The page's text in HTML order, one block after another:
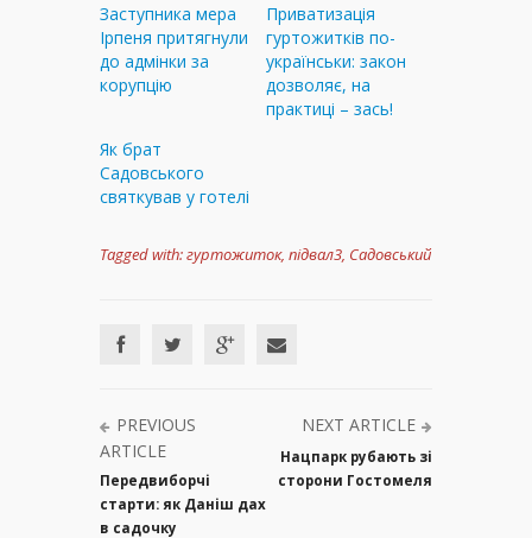
Заступника мера
Ірпеня притягнули
до адмінки за
корупцію
Приватизація
гуртожитків по-
українськи: закон
дозволяє, на
практиці – зась!
Як брат
Садовського
святкував у готелі
Tagged with:гуртожиток, підвал3, Садовський
PREVIOUS
ARTICLE
Передвиборчі
старти: як Даніш дах
в садочку
NEXT ARTICLE
Нацпарк рубають зі
сторони Гостомеля